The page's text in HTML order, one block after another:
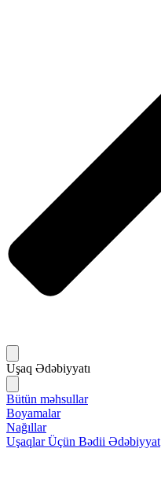
Uşaq Ədəbiyyatı
Bütün məhsullar
Boyamalar
Nağıllar
Uşaqlar Üçün Bədii Ədəbiyyat